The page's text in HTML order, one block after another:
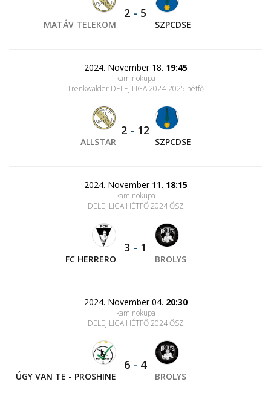
MATÁV TELEKOM
2 - 5
SZPCDSE
2024. November 18. 19:45
kaminokupa
Trenkwalder DELEJ LIGA 2024-2025 hétfő
ALLSTAR
2 - 12
SZPCDSE
2024. November 11. 18:15
kaminokupa
DELEJ LIGA HÉTFŐ 2024 ŐSZ
FC HERRERO
3 - 1
BROLYS
2024. November 04. 20:30
kaminokupa
DELEJ LIGA HÉTFŐ 2024 ŐSZ
ÚGY VAN TE - PROSHINE
6 - 4
BROLYS